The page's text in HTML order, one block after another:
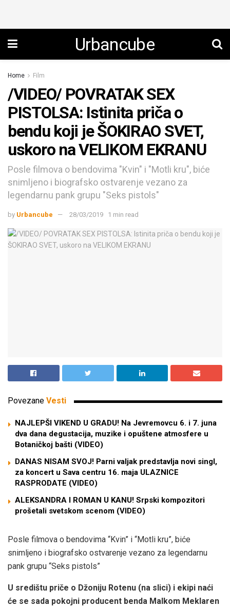
Urbancube
Home Film
/VIDEO/ POVRATAK SEX
PISTOLSA: Istinita priča o
bendu koji je ŠOKIRAO SVET,
uskoro na VELIKOM EKRANU
Posle filmova o bendovima "Kvin" i "Motli kru", biće
snimljeno i biografsko ostvarenje vezano za
legendarnu pank grupu "Seks pistols"
by Urbancube 28/03/2019 1 min read
Povezane Vesti
NAJLEPŠI VIKEND U GRADU! Na Jevremovcu 6. i 7. juna
dva dana degustacija, muzike i opuštene atmosfere u
Botaničkoj bašti (VIDEO)
DANAS NISAM SVOJ! Parni valjak predstavlja novi singl,
za koncert u Sava centru 16. maja ULAZNICE
RASPRODATE (VIDEO)
ALEKSANDRA I ROMAN U KANU! Srpski kompozitori
prošetali svetskom scenom (VIDEO)
Posle filmova o bendovima “Kvin” i “Motli kru”, biće
snimljeno i biografsko ostvarenje vezano za legendarnu
pank grupu “Seks pistols”
U središtu priče o Džoniju Rotenu (na slici) i ekipi naći
će se sada pokojni producent benda Malkom Meklaren